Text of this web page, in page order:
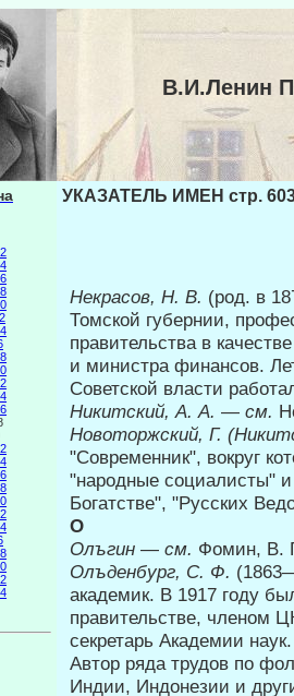
В.И.Ленин
УКАЗАТЕЛЬ ИМЕН стр.
Некрасов, Н. В. (род. в
Томской губернии,
правительства в
и министра финансов.
Советской власти
Никитский, А. А. — см.
Новоторжский, Г.
"Современник", вокруг
"народные социалисты"
Богатстве", "Русских
О
Олъгин — см. Фомин, В.
Олъденбург, С. Ф.
академик. В 1917 году
правительстве, членом
секретарь Академии
Автор ряда трудов по
Индии, Индонезии и